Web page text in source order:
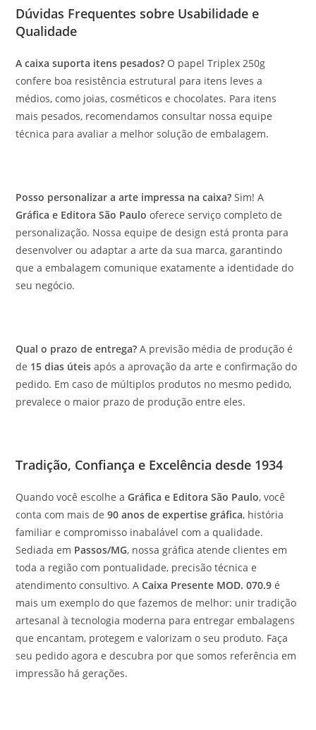
Dúvidas Frequentes sobre Usabilidade e
Qualidade
A caixa suporta itens pesados? O papel Triplex 250g
confere boa resistência estrutural para itens leves a
médios, como joias, cosméticos e chocolates. Para itens
mais pesados, recomendamos consultar nossa equipe
técnica para avaliar a melhor solução de embalagem.
Posso personalizar a arte impressa na caixa? Sim! A
Gráfica e Editora São Paulo oferece serviço completo de
personalização. Nossa equipe de design está pronta para
desenvolver ou adaptar a arte da sua marca, garantindo
que a embalagem comunique exatamente a identidade do
seu negócio.
Qual o prazo de entrega? A previsão média de produção é
de 15 dias úteis após a aprovação da arte e confirmação do
pedido. Em caso de múltiplos produtos no mesmo pedido,
prevalece o maior prazo de produção entre eles.
Tradição, Confiança e Excelência desde 1934
Quando você escolhe aGráfica e Editora São Paulo, você
conta com mais de90 anos de expertise gráfica, história
familiar e compromisso inabalável com a qualidade.
Sediada em Passos/MG, nossa gráfica atende clientes em
toda a região com pontualidade, precisão técnica e
atendimento consultivo. ACaixa Presente MOD. 070.9 é
mais um exemplo do que fazemos de melhor: unir tradição
artesanal à tecnologia moderna para entregar embalagens
que encantam, protegem e valorizam o seu produto. Faça
seu pedido agora e descubra por que somos referência em
impressão há gerações.